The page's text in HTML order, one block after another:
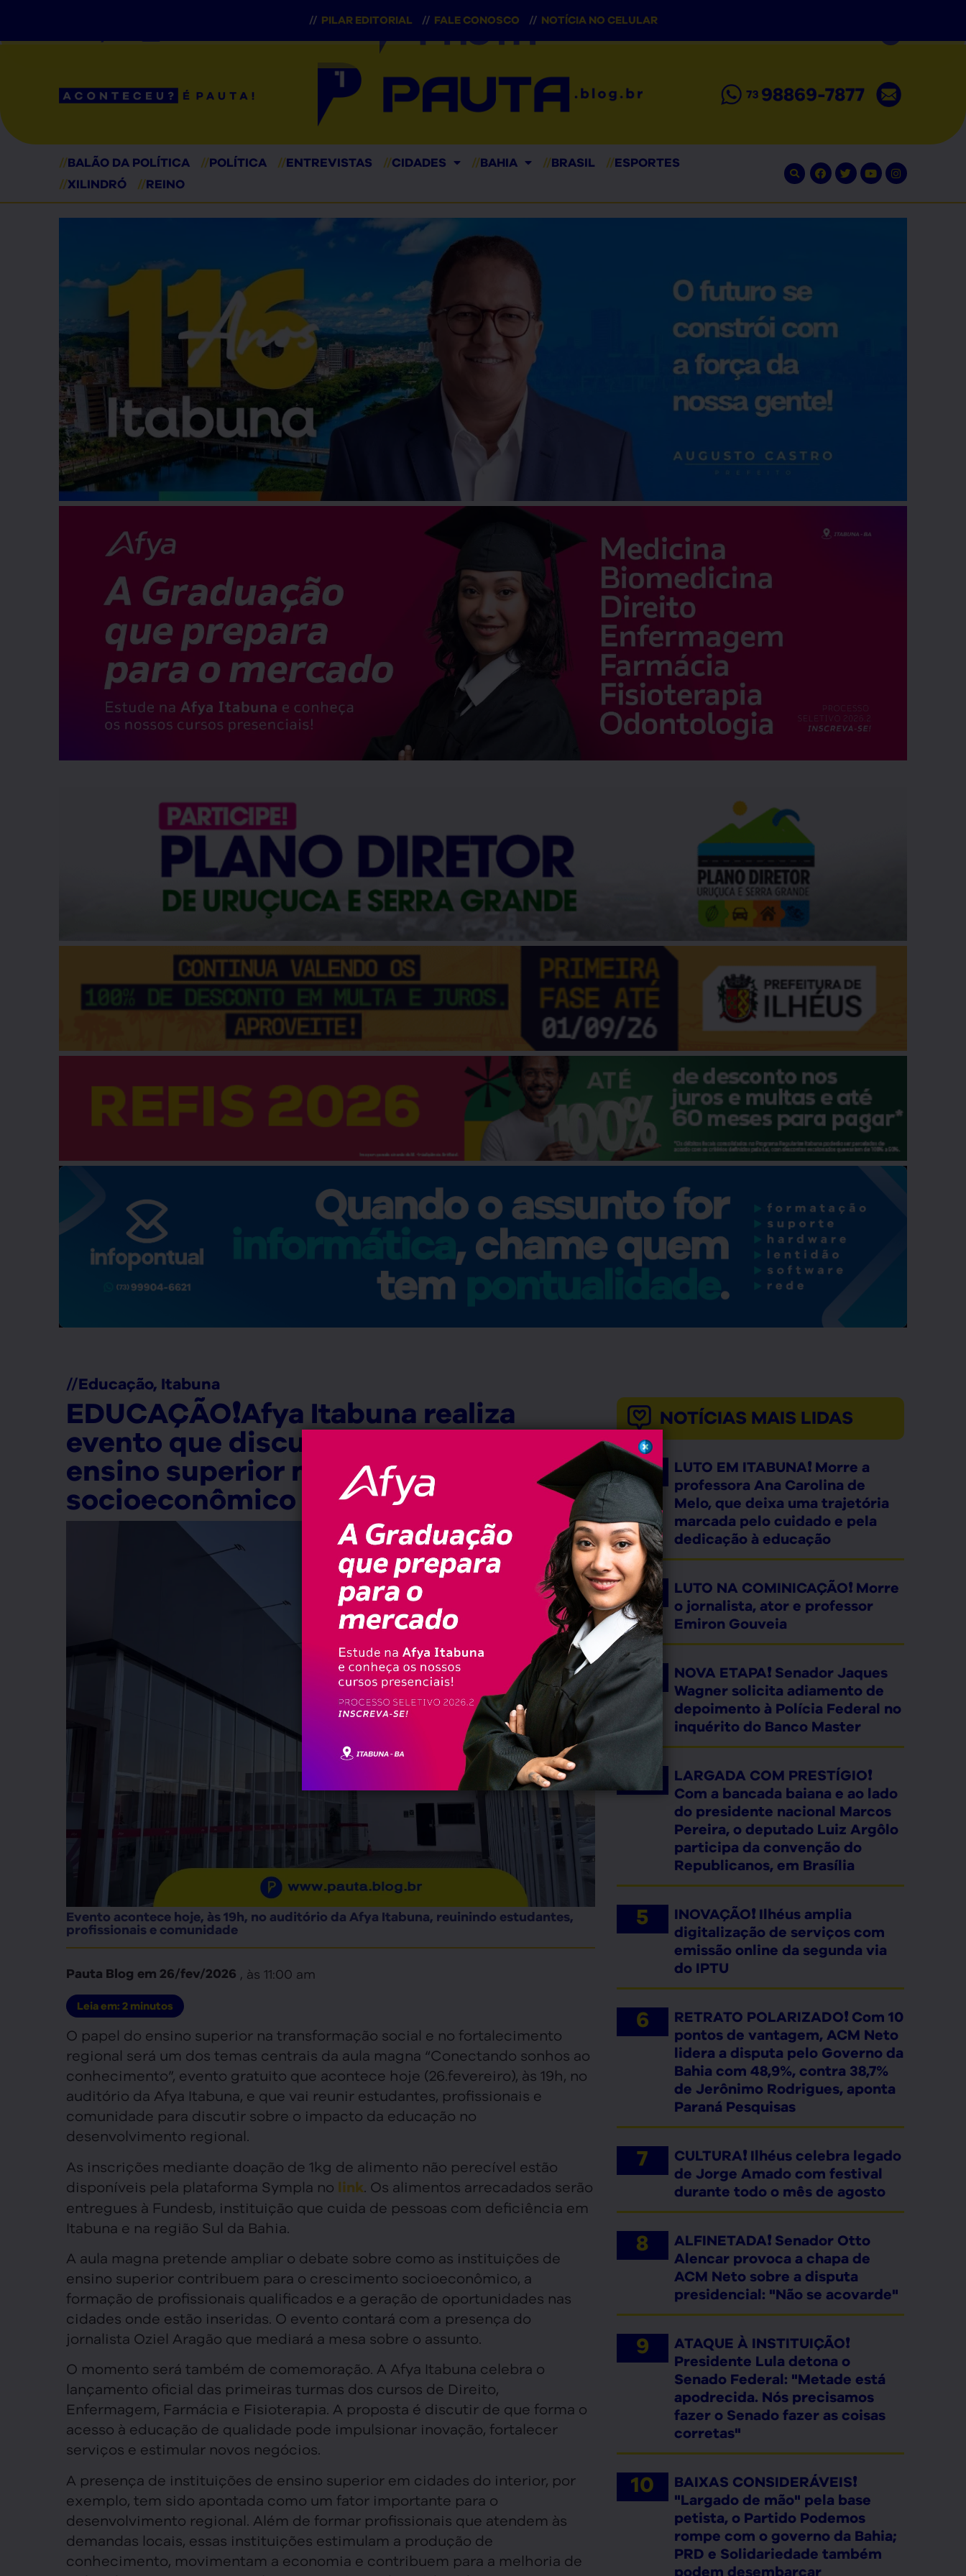
// PILAR EDITORIAL // FALE CONOSCO // NOTÍCIA NO CELULAR
//BALÃO DA POLÍTICA //POLÍTICA //ENTREVISTAS //CIDADES //BAHIA //BRASIL //ESPORTES
//XILINDRÓ //REINO
//Educação, Itabuna
EDUCAÇÃO❗Afya Itabuna realiza
evento que discutirá os impactos do
ensino superior no desenvolvimento
socioeconômico regional
Evento acontece hoje, às 19h, no auditório da Afya Itabuna, reuinindo estudantes,
profissionais e comunidade
Pauta Blog em 26/fev/2026 , às 11:00 am
Leia em: 2 minutos
O papel do ensino superior na transformação social e no fortalecimento
regional será um dos temas centrais da aula magna “Conectando sonhos ao
conhecimento”, evento gratuito que acontece hoje (26.fevereiro), às 19h, no
auditório da Afya Itabuna, e que vai reunir estudantes, profissionais e
comunidade para discutir sobre o impacto da educação no
desenvolvimento regional.
As inscrições mediante doação de 1kg de alimento não perecível estão
disponíveis pela plataforma Sympla no link. Os alimentos arrecadados serão
entregues à Fundesb, instituição que cuida de pessoas com deficiência em
Itabuna e na região Sul da Bahia.
A aula magna pretende ampliar o debate sobre como as instituições de
ensino superior contribuem para o crescimento socioeconômico, a
formação de profissionais qualificados e a geração de oportunidades nas
cidades onde estão inseridas. O evento contará com a presença do
jornalista Oziel Aragão que mediará a mesa sobre o assunto.
O momento será também de comemoração. A Afya Itabuna celebra o
lançamento oficial das primeiras turmas dos cursos de Direito,
Enfermagem, Farmácia e Fisioterapia. A proposta é discutir de que forma o
acesso à educação de qualidade pode impulsionar inovação, fortalecer
serviços e estimular novos negócios.
A presença de instituições de ensino superior em cidades do interior, por
exemplo, tem sido apontada como um fator importante para o
desenvolvimento regional. Além de formar profissionais que atendem às
demandas locais, essas instituições estimulam a produção de
conhecimento, movimentam a economia e contribuem para a melhoria de
NOTÍCIAS MAIS LIDAS
LUTO EM ITABUNA❗ Morre a
professora Ana Carolina de
Melo, que deixa uma trajetória
marcada pelo cuidado e pela
dedicação à educação
LUTO NA COMINICAÇÃO❗ Morre
o jornalista, ator e professor
Emiron Gouveia
NOVA ETAPA❗ Senador Jaques
Wagner solicita adiamento de
depoimento à Polícia Federal no
inquérito do Banco Master
LARGADA COM PRESTÍGIO❗
Com a bancada baiana e ao lado
do presidente nacional Marcos
Pereira, o deputado Luiz Argôlo
participa da convenção do
Republicanos, em Brasília
INOVAÇÃO❗ Ilhéus amplia
digitalização de serviços com
emissão online da segunda via
do IPTU
RETRATO POLARIZADO❗ Com 10
pontos de vantagem, ACM Neto
lidera a disputa pelo Governo da
Bahia com 48,9%, contra 38,7%
de Jerônimo Rodrigues, aponta
Paraná Pesquisas
CULTURA❗ Ilhéus celebra legado
de Jorge Amado com festival
durante todo o mês de agosto
ALFINETADA❗ Senador Otto
Alencar provoca a chapa de
ACM Neto sobre a disputa
presidencial: "Não se acovarde"
ATAQUE À INSTITUIÇÃO❗
Presidente Lula detona o
Senado Federal: "Metade está
apodrecida. Nós precisamos
fazer o Senado fazer as coisas
corretas"
BAIXAS CONSIDERÁVEIS❗
"Largado de mão" pela base
petista, o Partido Podemos
rompe com o governo da Bahia;
PRD e Solidariedade também
podem desembarcar